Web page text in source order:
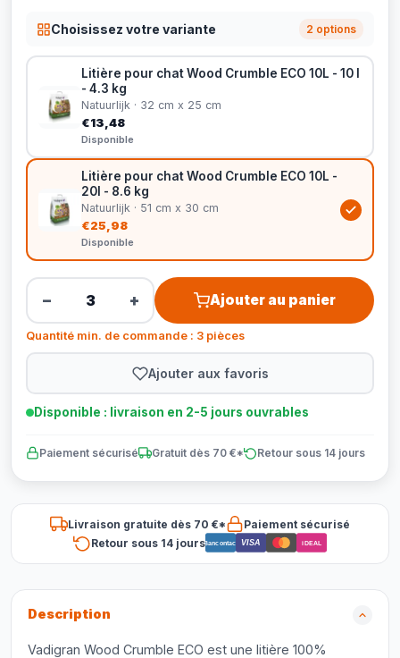
Choisissez votre variante 2 options
Litière pour chat Wood Crumble ECO 10L - 10 l
- 4.3 kg
Natuurlijk · 32 cm x 25 cm
€13,48
Disponible
Litière pour chat Wood Crumble ECO 10L -
20l - 8.6 kg
Natuurlijk · 51 cm x 30 cm
€25,98
Disponible
− + Ajouter au panier
Quantité min. de commande : 3 pièces
Ajouter aux favoris
Disponible : livraison en 2-5 jours ouvrables
Paiement sécurisé Gratuit dès 70 €* Retour sous 14 jours
Livraison gratuite dès 70 €*
Paiement sécurisé
Retour sous 14 joursBancontact VISA iDEAL
Description
Vadigran Wood Crumble ECO est une litière 100%